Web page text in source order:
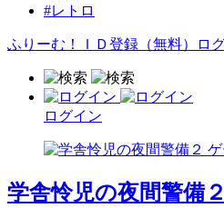
#レトロ
ふりーむ！ＩＤ登録（無料） ロ
ログイン
学舎怜児の夜間警備２